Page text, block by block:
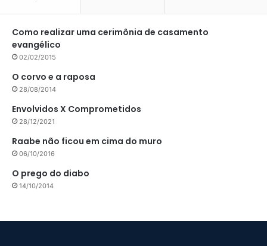
Como realizar uma cerimônia de casamento
evangélico
02/02/2015
O corvo e a raposa
28/08/2014
Envolvidos X Comprometidos
28/12/2021
Raabe não ficou em cima do muro
06/10/2016
O prego do diabo
14/10/2014